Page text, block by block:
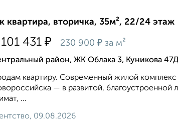
квартира, вторичка, 35м², 22/24 этаж
431 ₽ 230 900 ₽ за м²
район, ЖК Облака 3, Куникова
квартиру. Современный жилой
— в развитой, благоустроенной
...
09.08.2026